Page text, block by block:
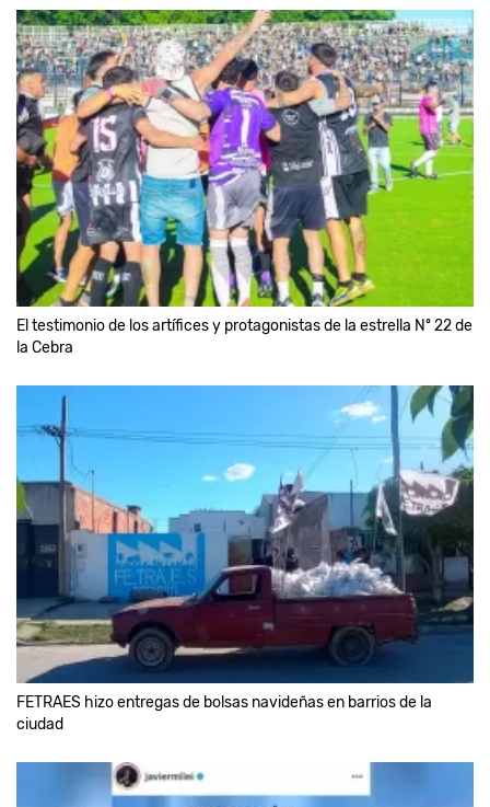
El testimonio de los artífices y protagonistas de la estrella Nº 22 de
la Cebra
FETRAES hizo entregas de bolsas navideñas en barrios de la
ciudad